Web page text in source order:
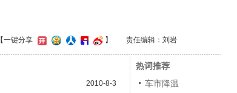
【一键分享 】 责任编辑：刘岩
2010-8-3
热词推荐
车市降温